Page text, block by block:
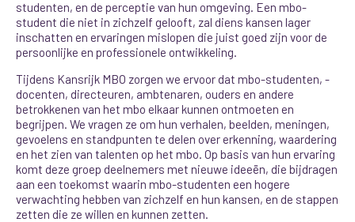
studenten, en de perceptie van hun omgeving. Een mbo-
student die niet in zichzelf gelooft, zal diens kansen lager
inschatten en ervaringen mislopen die juist goed zijn voor de
persoonlijke en professionele ontwikkeling.
Tijdens Kansrijk MBO zorgen we ervoor dat mbo-studenten, -
docenten, directeuren, ambtenaren, ouders en andere
betrokkenen van het mbo elkaar kunnen ontmoeten en
begrijpen. We vragen ze om hun verhalen, beelden, meningen,
gevoelens en standpunten te delen over erkenning, waardering
en het zien van talenten op het mbo. Op basis van hun ervaring
komt deze groep deelnemers met nieuwe ideeën, die bijdragen
aan een toekomst waarin mbo-studenten een hogere
verwachting hebben van zichzelf en hun kansen, en de stappen
zetten die ze willen en kunnen zetten.